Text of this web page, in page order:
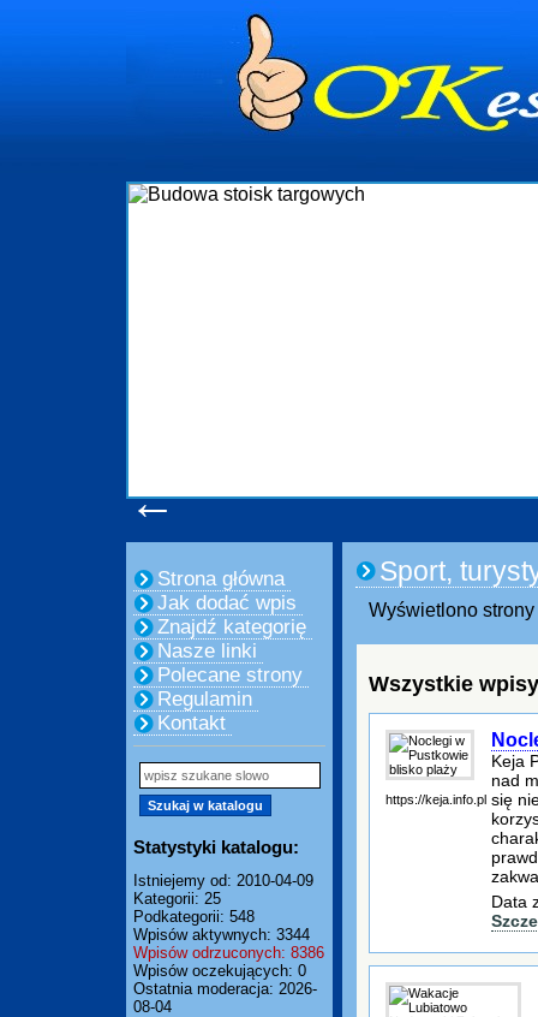
←
Strona główna
Jak dodać wpis
Znajdź kategorię
Nasze linki
Polecane strony
Regulamin
Kontakt
Statystyki katalogu:
Istniejemy od: 2010-04-09
Kategorii: 25
Podkategorii: 548
Wpisów aktywnych: 3344
Wpisów odrzuconych: 8386
Wpisów oczekujących: 0
Ostatnia moderacja: 2026-
08-04
Sport,
Wyświetlono
Wszystkie
https://keja.info.pl
Keja
nad
się
Data